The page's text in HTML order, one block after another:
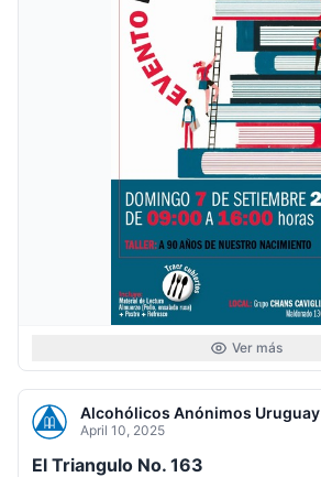
Ver más
Alcohólicos Anónimos Uruguay
April 10, 2025
El Triangulo No. 163